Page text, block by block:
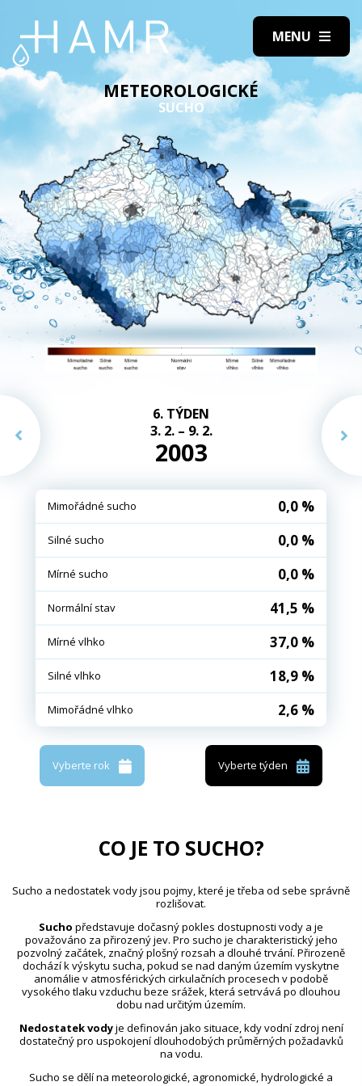
METEOROLOGICKÉ
SUCHO
6. TÝDEN
3. 2. – 9. 2.
2003
Mimořádné sucho 0,0 %
Silné sucho 0,0 %
Mírné sucho 0,0 %
Normální stav 41,5 %
Mírné vlhko 37,0 %
Silné vlhko 18,9 %
Mimořádné vlhko 2,6 %
Vyberte rok Vyberte týden
CO JE TO SUCHO?
Sucho a nedostatek vody jsou pojmy, které je třeba od sebe správně
rozlišovat.
Sucho představuje dočasný pokles dostupnosti vody a je
považováno za přirozený jev. Pro sucho je charakteristický jeho
pozvolný začátek, značný plošný rozsah a dlouhé trvání. Přirozeně
dochází k výskytu sucha, pokud se nad daným územím vyskytne
anomálie v atmosférických cirkulačních procesech v podobě
vysokého tlaku vzduchu beze srážek, která setrvává po dlouhou
dobu nad určitým územím.
Nedostatek vodyje definován jako situace, kdy vodní zdroj není
dostatečný pro uspokojení dlouhodobých průměrných požadavků
na vodu.
Sucho se dělí na meteorologické, agronomické, hydrologické a